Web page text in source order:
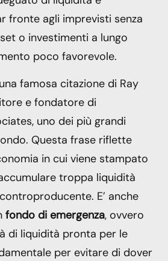
fronte agli imprevisti senza
o investimenti a lungo
poco favorevole.
famosa citazione di Ray
e fondatore di
uno dei più grandi
Questa frase riflette
in cui viene stampato
troppa liquidità
E’ anche
fondo di emergenza, ovvero
di liquidità pronta per le
per evitare di dover